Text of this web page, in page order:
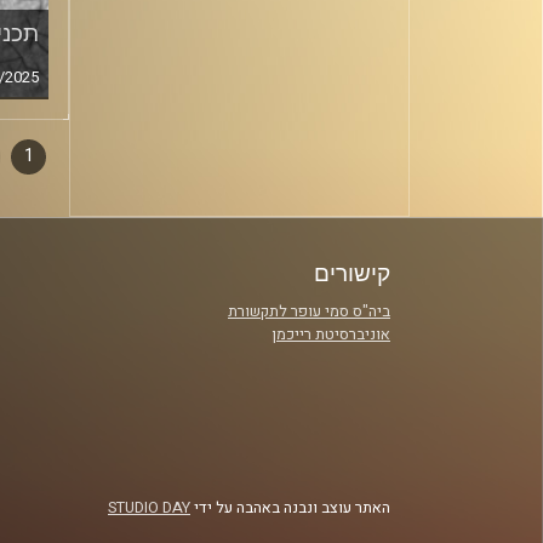
סגירה
1
קישורים
ביה"ס סמי עופר לתקשורת
אוניברסיטת רייכמן
האתר עוצב ונבנה באהבה על ידיSTUDIO DAY